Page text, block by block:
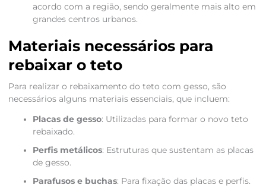
acordo com a região, sendo geralmente mais alto em
grandes centros urbanos.
Materiais necessários para
rebaixar o teto
Para realizar o rebaixamento do teto com gesso, são
necessários alguns materiais essenciais, que incluem:
Placas de gesso: Utilizadas para formar o novo teto
rebaixado.
Perfis metálicos: Estruturas que sustentam as placas
de gesso.
Parafusos e buchas: Para fixação das placas e perfis.